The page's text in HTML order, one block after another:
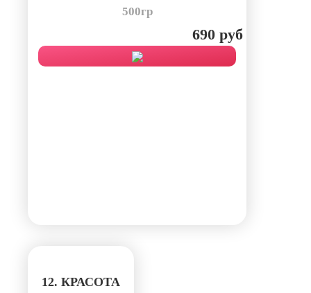
500гр
690 руб
12. КРАСОТА